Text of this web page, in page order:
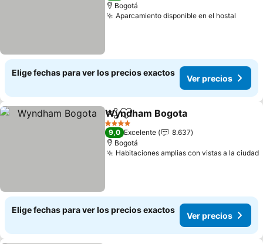
Bogotá
Aparcamiento disponible en el hostal
Elige fechas para ver los precios exactos
Ver precios
CompartirAgregar a favoritos
Wyndham Bogota
4 Estrellas
9,0 Excelente
8.637
Bogotá
Habitaciones amplias con vistas a la ciudad
Elige fechas para ver los precios exactos
Ver precios